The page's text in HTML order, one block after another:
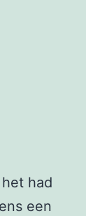
had
een